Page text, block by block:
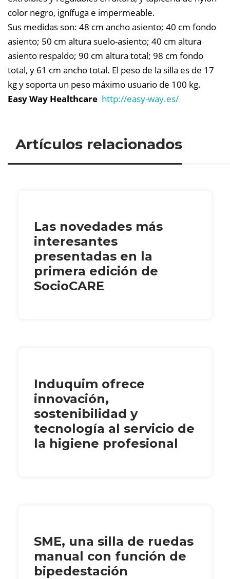
color negro, ignífuga e impermeable.
Sus medidas son: 48 cm ancho asiento; 40 cm fondo
asiento; 50 cm altura suelo-asiento; 40 cm altura
asiento respaldo; 90 cm altura total; 98 cm fondo
total, y 61 cm ancho total. El peso de la silla es de 17
kg y soporta un peso máximo usuario de 100 kg.
Easy Way Healthcare http://easy-way.es/
Artículos relacionados
Las novedades más
interesantes
presentadas en la
primera edición de
SocioCARE
Induquim ofrece
innovación,
sostenibilidad y
tecnología al servicio de
la higiene profesional
SME, una silla de ruedas
manual con función de
bipedestación